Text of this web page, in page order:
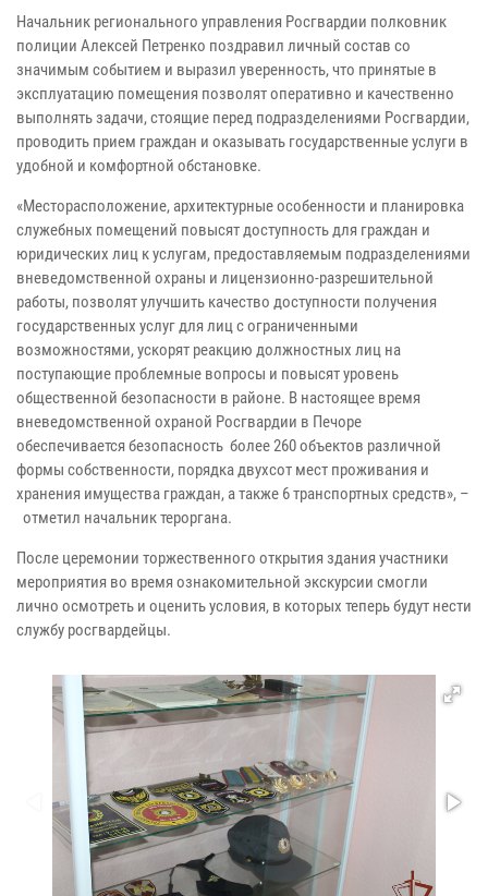
Начальник регионального управления Росгвардии полковник
полиции Алексей Петренко поздравил личный состав со
значимым событием и выразил уверенность, что принятые в
эксплуатацию помещения позволят оперативно и качественно
выполнять задачи, стоящие перед подразделениями Росгвардии,
проводить прием граждан и оказывать государственные услуги в
удобной и комфортной обстановке.
«Месторасположение, архитектурные особенности и планировка
служебных помещений повысят доступность для граждан и
юридических лиц к услугам, предоставляемым подразделениями
вневедомственной охраны и лицензионно-разрешительной
работы, позволят улучшить качество доступности получения
государственных услуг для лиц с ограниченными
возможностями, ускорят реакцию должностных лиц на
поступающие проблемные вопросы и повысят уровень
общественной безопасности в районе. В настоящее время
вневедомственной охраной Росгвардии в Печоре
обеспечивается безопасность более 260 объектов различной
формы собственности, порядка двухсот мест проживания и
хранения имущества граждан, а также 6 транспортных средств», –
отметил начальник тероргана.
После церемонии торжественного открытия здания участники
мероприятия во время ознакомительной экскурсии смогли
лично осмотреть и оценить условия, в которых теперь будут нести
службу росгвардейцы.